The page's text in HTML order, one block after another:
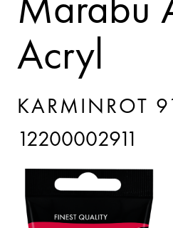
Marabu
Acryl
KARMINROT
12200002911